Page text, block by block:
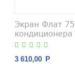
Экран Флат
кондиционера
3 610,00 Р